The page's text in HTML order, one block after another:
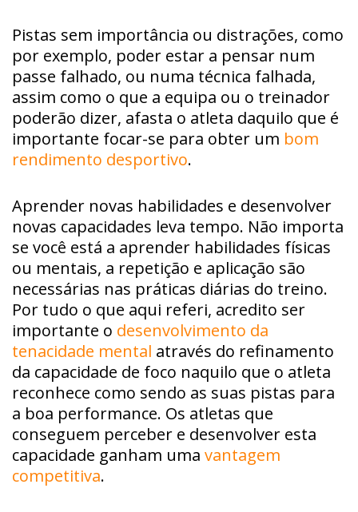
Pistas sem importância ou distrações, como
por exemplo, poder estar a pensar num
passe falhado, ou numa técnica falhada,
assim como o que a equipa ou o treinador
poderão dizer, afasta o atleta daquilo que é
importante focar-se para obter um bom
rendimento desportivo.
Aprender novas habilidades e desenvolver
novas capacidades leva tempo. Não importa
se você está a aprender habilidades físicas
ou mentais, a repetição e aplicação são
necessárias nas práticas diárias do treino.
Por tudo o que aqui referi, acredito ser
importante o desenvolvimento da
tenacidade mental através do refinamento
da capacidade de foco naquilo que o atleta
reconhece como sendo as suas pistas para
a boa performance. Os atletas que
conseguem perceber e desenvolver esta
capacidade ganham uma vantagem
competitiva.